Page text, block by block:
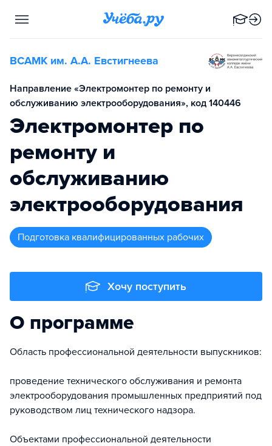
ВСАМК им. А.А. Евстигнеева
Направление «Электромонтер по ремонту и
обслуживанию электрооборудования», код 140446
Электромонтер по
ремонту и
обслуживанию
электрооборудования
подготовка квалифицированных рабочих
Хочу поступить
О программе
Область профессиональной деятельности выпускников:
проведение технического обслуживания и ремонта
электрооборудования промышленных предприятий под
руководством лиц технического надзора.
Объектами профессиональной деятельности